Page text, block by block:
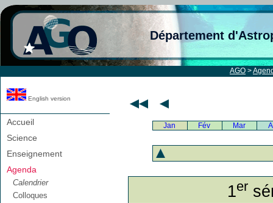
Département
AGO >
English version
Accueil
Science
Enseignement
Agenda
Calendrier
Colloques
Jan Fév Mar
1er